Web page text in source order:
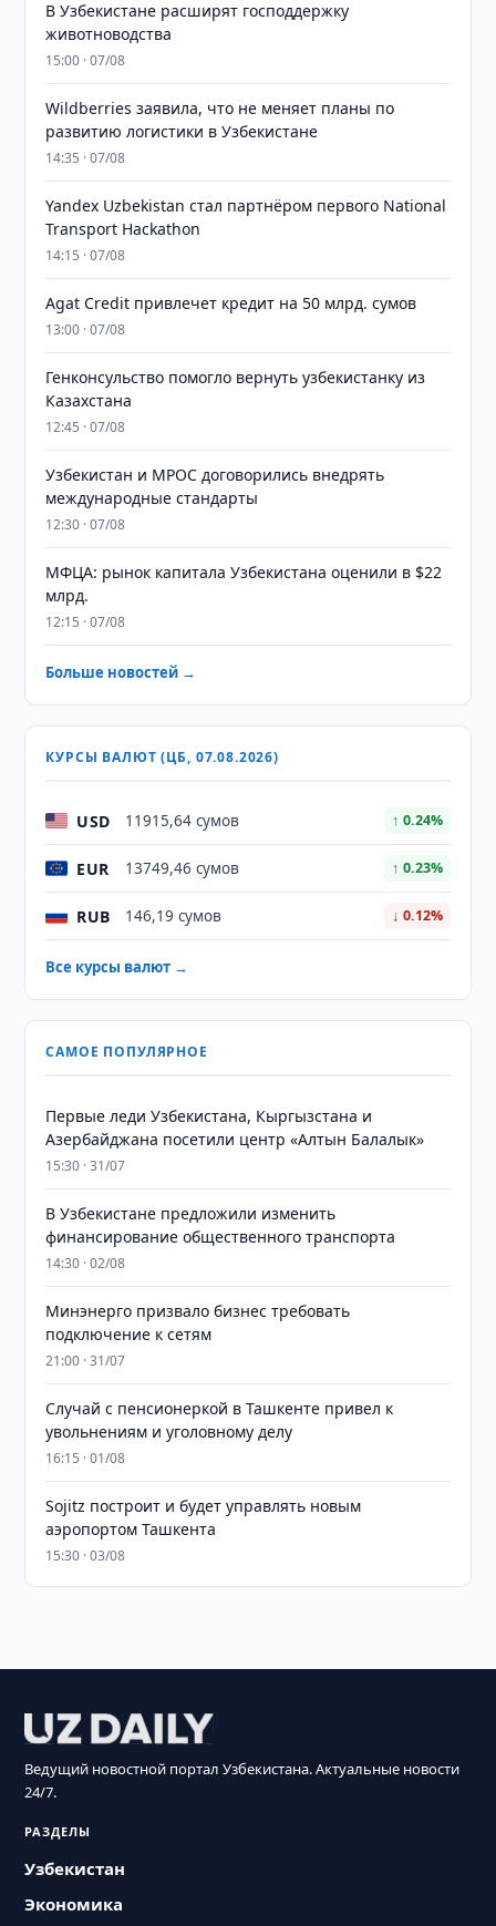
В Узбекистане расширят господдержку
животноводства
15:00 · 07/08
Wildberries заявила, что не меняет планы по
развитию логистики в Узбекистане
14:35 · 07/08
Yandex Uzbekistan стал партнёром первого National
Transport Hackathon
14:15 · 07/08
Agat Credit привлечет кредит на 50 млрд. сумов
13:00 · 07/08
Генконсульство помогло вернуть узбекистанку из
Казахстана
12:45 · 07/08
Узбекистан и MPOC договорились внедрять
международные стандарты
12:30 · 07/08
МФЦА: рынок капитала Узбекистана оценили в $22
млрд.
12:15 · 07/08
Больше новостей →
КУРСЫ ВАЛЮТ (ЦБ, 07.08.2026)
USD 11915,64 сумов ↑ 0.24%
EUR 13749,46 сумов ↑ 0.23%
RUB 146,19 сумов ↓ 0.12%
Все курсы валют →
САМОЕ ПОПУЛЯРНОЕ
Первые леди Узбекистана, Кыргызстана и
Азербайджана посетили центр «Алтын Балалык»
15:30 · 31/07
В Узбекистане предложили изменить
финансирование общественного транспорта
14:30 · 02/08
Минэнерго призвало бизнес требовать
подключение к сетям
21:00 · 31/07
Случай с пенсионеркой в Ташкенте привел к
увольнениям и уголовному делу
16:15 · 01/08
Sojitz построит и будет управлять новым
аэропортом Ташкента
15:30 · 03/08
Ведущий новостной портал Узбекистана. Актуальные новости
24/7.
РАЗДЕЛЫ
Узбекистан
Экономика